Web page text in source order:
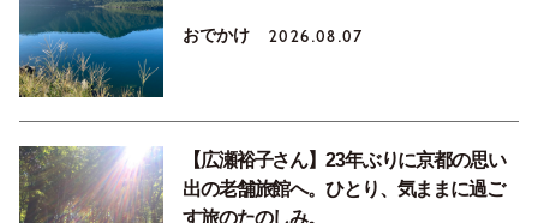
おでかけ 2026.08.07
【広瀬裕子さん】23年ぶりに京都の思い
出の老舗旅館へ。ひとり、気ままに過ご
す旅のたのしみ。